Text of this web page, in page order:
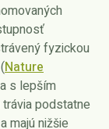
fyzickou
Nature
s lepším
podstatne
majú nižšie